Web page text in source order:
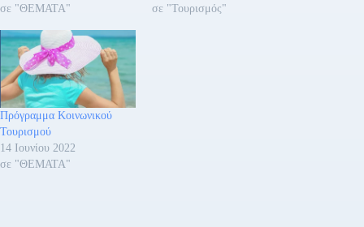
σε "ΘΕΜΑΤΑ"
σε "Τουρισμός"
Πρόγραμμα Κοινωνικού
Τουρισμού
14 Ιουνίου 2022
σε "ΘΕΜΑΤΑ"